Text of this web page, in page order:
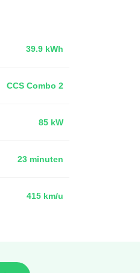
39.9 kWh
CCS Combo 2
85 kW
23 minuten
415 km/u